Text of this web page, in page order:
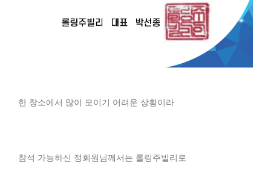
한 장소에서 많이 모이기 어려운 상황이라
참석 가능하신 정회원님께서는 롤링주빌리로